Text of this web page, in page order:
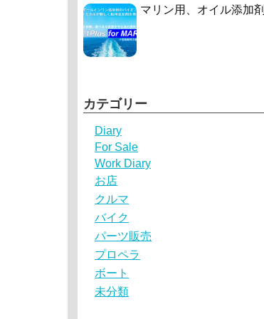
マリン用、オイル添加剤
カテゴリー
Diary
For Sale
Work Diary
お店
クルマ
バイク
パーツ販売
プロペラ
ボート
未分類